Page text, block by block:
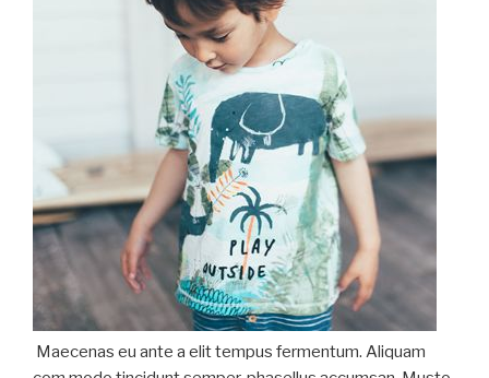
Maecenas eu ante a elit tempus fermentum. Aliquam